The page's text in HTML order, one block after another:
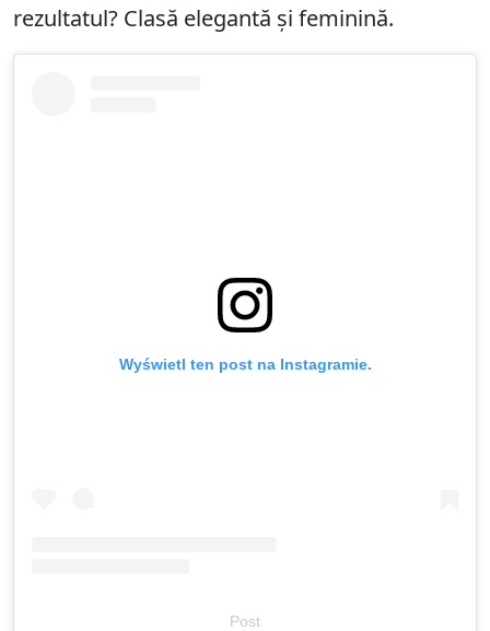
rezultatul? Clasă elegantă și feminină.
Wyświetl ten post na Instagramie.
Post